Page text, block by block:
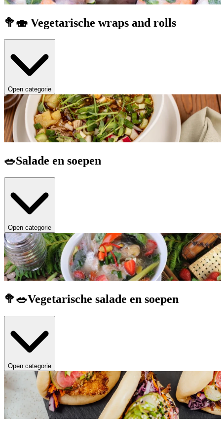
🥦🍣 Vegetarische wraps and rolls
Open categorie
🥗Salade en soepen
Open categorie
🥦🥗Vegetarische salade en soepen
Open categorie